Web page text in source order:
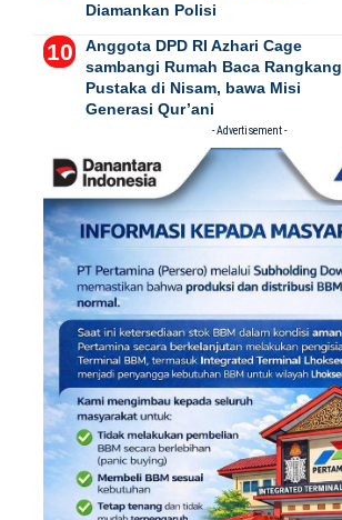
Diamankan Polisi
Anggota DPD RI Azhari Cage
sambangi Rumah Baca Rangkang
Pustaka di Nisam, bawa Misi
Generasi Qur’ani
- Advertisement -